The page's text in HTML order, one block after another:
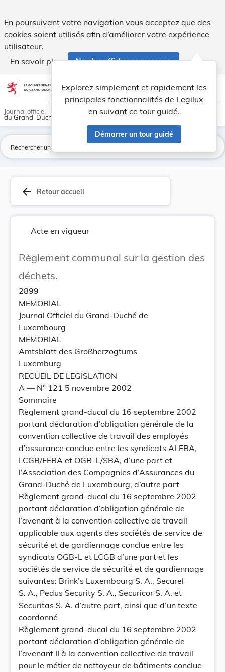
En poursuivant votre navigation vous acceptez que des
cookies soient utilisés afin d’améliorer votre expérience
utilisateur.
En savoir plus
Ne plus afficher ce message
Aller au contenu account_circle help Aide
Explorez simplement et rapidement les
principales fonctionnalités de Legilux
en suivant ce tour guidé.
Démarrer un tour guidé
light_mode dark_mode
Journal officiel
du Grand-Duché de Luxembourg
arrow_back Retour accueil
Acte en vigueur
Règlement communal sur la gestion des
déchets.
2899
MEMORIAL
Journal Officiel du Grand-Duché de
Luxembourg
MEMORIAL
Amtsblatt des Großherzogtums
Luxemburg
RECUEIL DE LEGISLATION
A –– N° 121 5 novembre 2002
Sommaire
Règlement grand-ducal du 16 septembre 2002
portant déclaration d’obligation générale de la
convention collective de travail des employés
d’assurance conclue entre les syndicats ALEBA,
LCGB/FEBA et OGB-L/SBA, d’une part et
l’Association des Compagnies d’Assurances du
Grand-Duché de Luxembourg, d’autre part
Règlement grand-ducal du 16 septembre 2002
portant déclaration d’obligation générale de
l’avenant à la convention collective de travail
applicable aux agents des sociétés de service de
sécurité et de gardiennage conclue entre les
syndicats OGB-L et LCGB d’une part et les
sociétés de service de sécurité et de gardiennage
suivantes: Brink’s Luxembourg S. A., Securel
S. A., Pedus Security S. A., Securicor S. A. et
Securitas S. A. d’autre part, ainsi que d’un texte
coordonné
Règlement grand-ducal du 16 septembre 2002
portant déclaration d’obligation générale de
l’avenant II à la convention collective de travail
pour le métier de nettoyeur de bâtiments conclue